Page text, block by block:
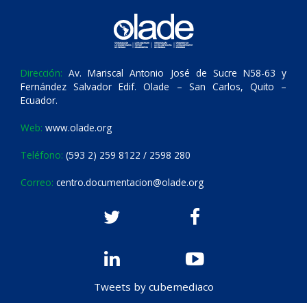
Dirección: Av. Mariscal Antonio José de Sucre N58-63 y
Fernández Salvador Edif. Olade – San Carlos, Quito –
Ecuador.
Web: www.olade.org
Teléfono: (593 2) 259 8122 / 2598 280
Correo: centro.documentacion@olade.org
Tweets by cubemediaco